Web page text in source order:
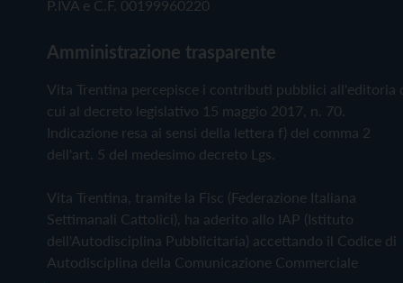
P.IVA e C.F. 00199960220
Amministrazione trasparente
Vita Trentina percepisce i contributi pubblici all'editoria
cui al decreto legislativo 15 maggio 2017, n. 70.
Indicazione resa ai sensi della lettera f) del comma 2
dell'art. 5 del medesimo decreto Lgs.
Vita Trentina, tramite la Fisc (Federazione Italiana
Settimanali Cattolici), ha aderito allo IAP (Istituto
dell'Autodisciplina Pubblicitaria) accettando il Codice di
Autodisciplina della Comunicazione Commerciale